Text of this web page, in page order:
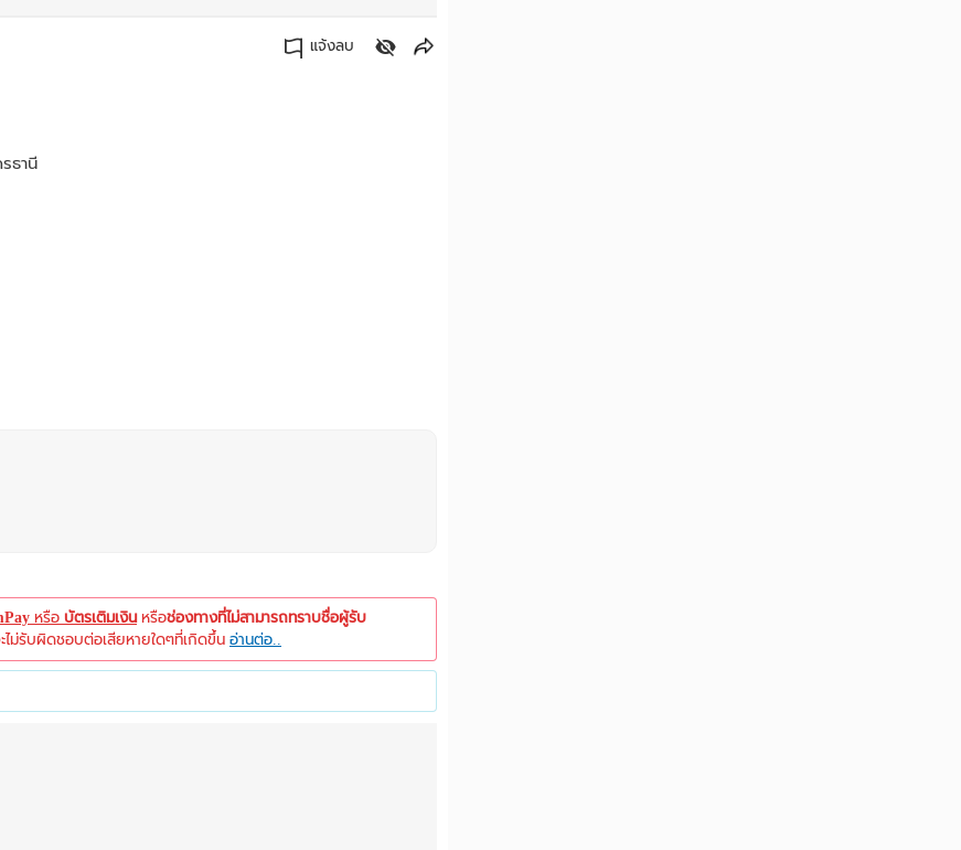
แจ้งลบ
ธานี
หรือ บัตรเติมเงินหรือช่องทางที่ไม่สามารถทราบชื่อผู้รับ
ม่รับผิดชอบต่อเสียหายใดๆที่เกิดขึ้น อ่านต่อ..